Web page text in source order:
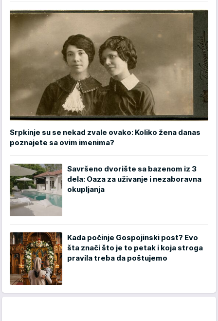
Srpkinje su se nekad zvale ovako: Koliko žena danas
poznajete sa ovim imenima?
Savršeno dvorište sa bazenom iz 3
dela: Oaza za uživanje i nezaboravna
okupljanja
Kada počinje Gospojinski post? Evo
šta znači što je to petak i koja stroga
pravila treba da poštujemo